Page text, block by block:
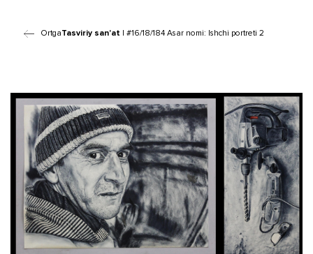
OrtgaTasviriy san'at | #16/18/184 Asar nomi: Ishchi portreti 2